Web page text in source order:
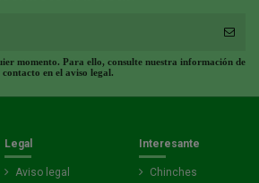
momento. Para ello, consulte nuestra información de
contacto en el aviso legal.
Legal
Aviso legal
Interesante
Chinches